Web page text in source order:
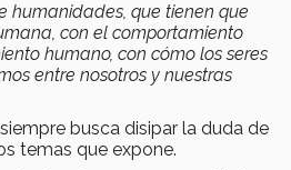
humanidades, que tienen que
con el comportamiento
humano, con cómo los seres
entre nosotros y nuestras
busca disipar la duda de
temas que expone.